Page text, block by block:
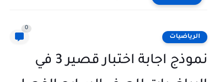
الرياضيات
0
نموذج اجابة اختبار قصير 3 في